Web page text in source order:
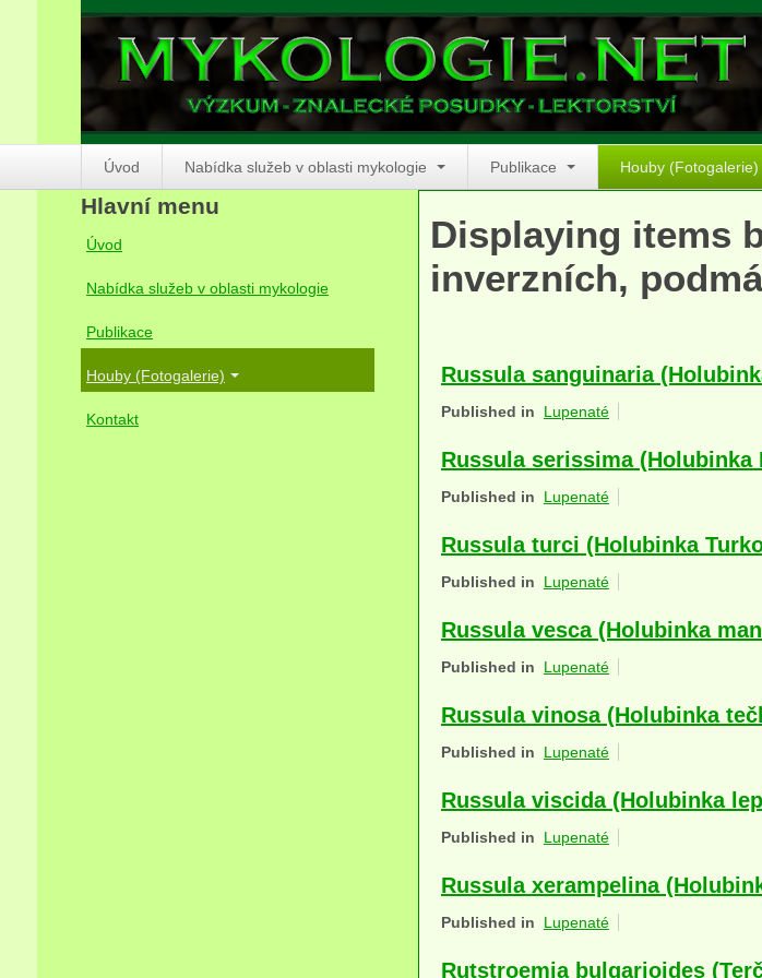
Úvod Nabídka služeb v oblasti mykologie Publikace Houby (Fotogalerie)
Displaying items
inverzních,
Russula sanguinaria
Published in Lupenaté
Russula serissima (Holubinka
Published in Lupenaté
Russula turci (Holubinka
Published in Lupenaté
Russula vesca (Holubinka
Published in Lupenaté
Russula vinosa (Holubinka
Published in Lupenaté
Russula viscida (Holubinka
Published in Lupenaté
Russula xerampelina
Published in Lupenaté
Rutstroemia bulgarioides
Hlavní menu
Úvod
Nabídka služeb v oblasti mykologie
Publikace
Houby (Fotogalerie)
Kontakt